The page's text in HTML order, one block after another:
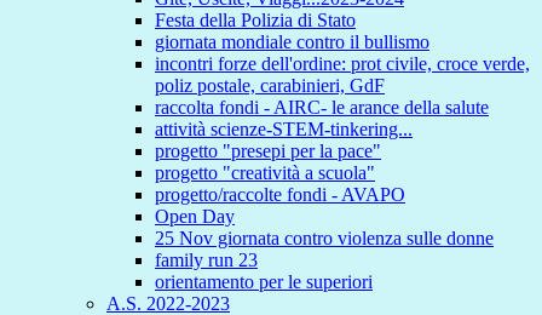
Festa della Polizia di Stato
giornata mondiale contro il bullismo
incontri forze dell'ordine: prot civile, croce verde,
poliz postale, carabinieri, GdF
raccolta fondi - AIRC- le arance della salute
attività scienze-STEM-tinkering...
progetto "presepi per la pace"
progetto "creatività a scuola"
progetto/raccolte fondi - AVAPO
Open Day
25 Nov giornata contro violenza sulle donne
family run 23
orientamento per le superiori
A.S. 2022-2023